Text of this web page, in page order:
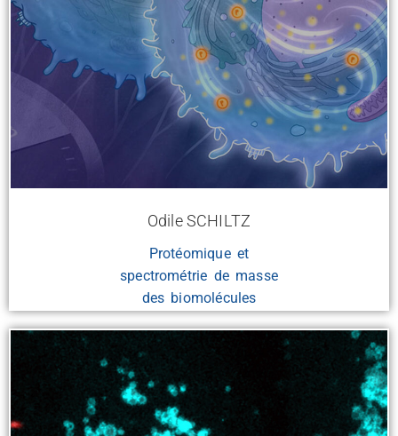
Odile SCHILTZ
Protéomique et
spectrométrie de masse
des biomolécules